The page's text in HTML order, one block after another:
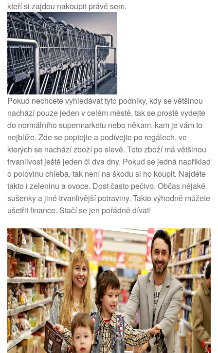
kteří si zajdou nakoupit právě sem.
Pokud nechcete vyhledávat tyto podniky, kdy se většinou
nachází pouze jeden v celém městě, tak se prostě vydejte
do normálního supermarketu nebo někam, kam je vám to
nejblíže. Zde se poptejte a podívejte po regálech, ve
kterých se nachází zboží po slevě. Toto zboží má většinou
trvanlivost ještě jeden či dva dny. Pokud se jedná například
o polovinu chleba, tak není na škodu si ho koupit. Najdete
takto i zeleninu a ovoce. Dost často pečivo. Občas nějaké
sušenky a jiné trvanlivější potraviny. Takto výhodně můžete
ušetřit finance. Stačí se jen pořádně dívat!